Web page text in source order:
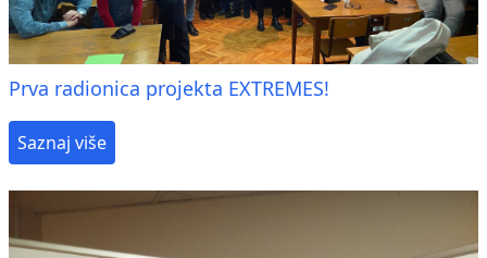
Prva radionica projekta EXTREMES!
Saznaj više